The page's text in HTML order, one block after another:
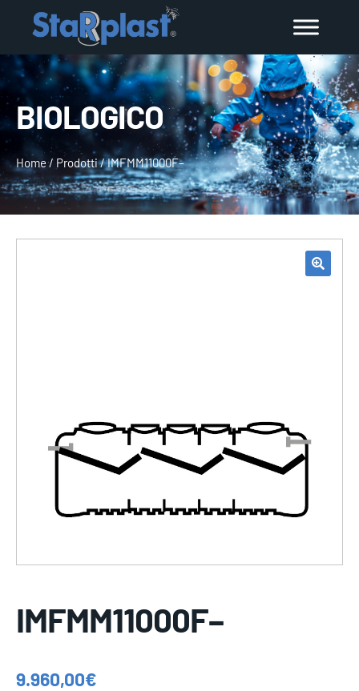
BIOLOGICO
Home/ Prodotti/IMFMM11000F–
IMFMM11000F–
9.960,00€